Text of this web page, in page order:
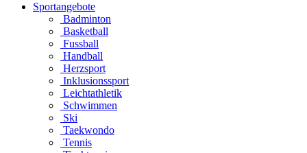
Sportangebote
Badminton
Basketball
Fussball
Handball
Herzsport
Inklusionssport
Leichtathletik
Schwimmen
Ski
Taekwondo
Tennis